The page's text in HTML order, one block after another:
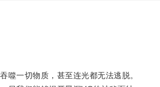
一切物质，甚至连光都无法逃脱。